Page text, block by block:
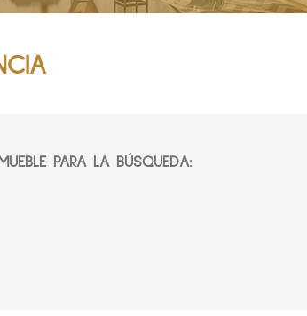
PARA LA BÚSQUEDA: